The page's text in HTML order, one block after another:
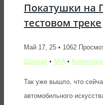
Покатушки на
тестовом треке
Май 17, 25 • 1062
Шанхай • MrA •
Так уже вышло, что
автомобильного